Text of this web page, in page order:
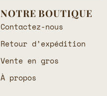
NOTRE BOUTIQUE
Contactez-nous
Retour d’expédition
Vente en gros
À propos